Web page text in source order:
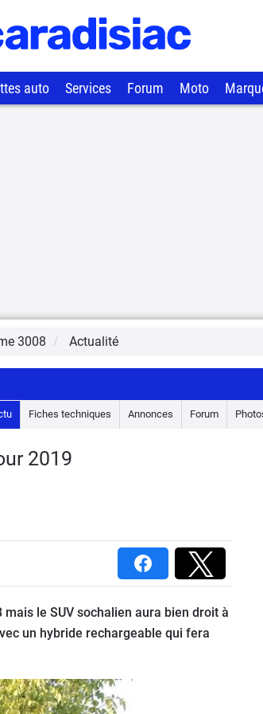
auto Services Forum Moto
3008 Actualité
Fiches techniques Annonces Forum
2019
le SUV sochalien aura bien droit à
un hybride rechargeable qui fera